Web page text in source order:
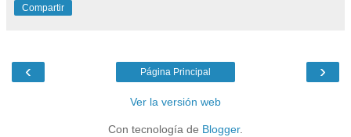
Compartir
‹ ›
Página Principal
Ver la versión web
Con tecnología de Blogger.